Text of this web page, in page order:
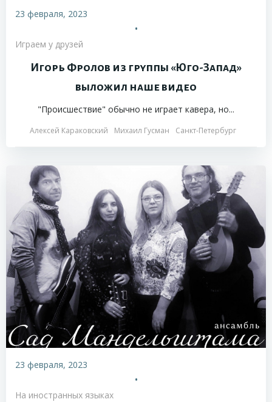
23 февраля, 2023
•
Играем у друзей
Игорь Фролов из группы «Юго-Запад»
выложил наше видео
"Происшествие" обычно не играет кавера, но...
Алексей Караковский Михаил Гусман Санкт-Петербург
23 февраля, 2023
•
На иностранных языках